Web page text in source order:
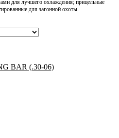
для лучшего охлаждения; прицельные
для загонной охоты.
BAR (.30-06)